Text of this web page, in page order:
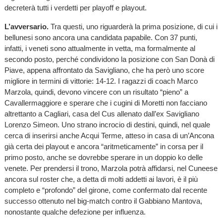
decreterà tutti i verdetti per playoff e playout.
L’avversario. Tra questi, uno riguarderà la prima posizione, di cui i
bellunesi sono ancora una candidata papabile. Con 37 punti,
infatti, i veneti sono attualmente in vetta, ma formalmente al
secondo posto, perché condividono la posizione con San Donà di
Piave, appena affrontato da Savigliano, che ha però uno score
migliore in termini di vittorie: 14-12. I ragazzi di coach Marco
Marzola, quindi, devono vincere con un risultato “pieno” a
Cavallermaggiore e sperare che i cugini di Moretti non facciano
altrettanto a Cagliari, casa del Cus allenato dall’ex Savigliano
Lorenzo Simeon. Uno strano incrocio di destini, quindi, nel quale
cerca di inserirsi anche Acqui Terme, atteso in casa di un’Ancona
già certa dei playout e ancora “aritmeticamente” in corsa per il
primo posto, anche se dovrebbe sperare in un doppio ko delle
venete. Per prendersi il trono, Marzola potrà affidarsi, nel Cuneese
ancora sul roster che, a detta di molti addetti ai lavori, è il più
completo e “profondo” del girone, come confermato dal recente
successo ottenuto nel big-match contro il Gabbiano Mantova,
nonostante qualche defezione per influenza.